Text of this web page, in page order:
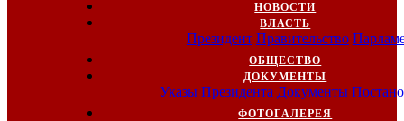
НОВОСТИ
ВЛАСТЬ
Президент Правительство
ОБЩЕСТВО
ДОКУМЕНТЫ
Указы Президента Документы
ФОТОГАЛЕРЕЯ